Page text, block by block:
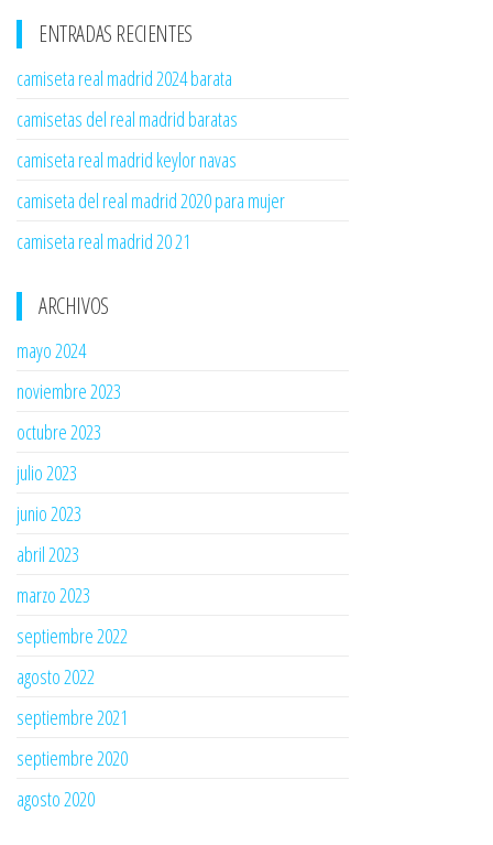
ENTRADAS RECIENTES
camiseta real madrid 2024 barata
camisetas del real madrid baratas
camiseta real madrid keylor navas
camiseta del real madrid 2020 para mujer
camiseta real madrid 20 21
ARCHIVOS
mayo 2024
noviembre 2023
octubre 2023
julio 2023
junio 2023
abril 2023
marzo 2023
septiembre 2022
agosto 2022
septiembre 2021
septiembre 2020
agosto 2020